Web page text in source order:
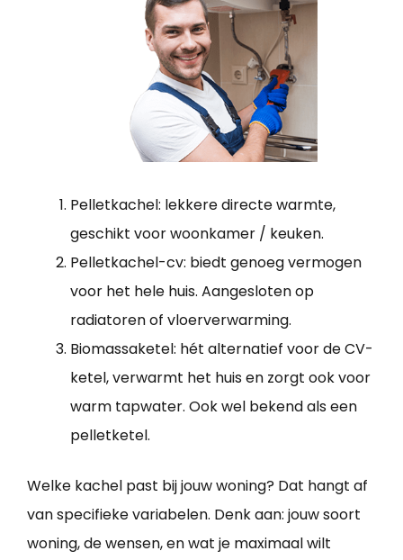
Pelletkachel: lekkere directe warmte,
geschikt voor woonkamer / keuken.
Pelletkachel-cv: biedt genoeg vermogen
voor het hele huis. Aangesloten op
radiatoren of vloerverwarming.
Biomassaketel: hét alternatief voor de CV-
ketel, verwarmt het huis en zorgt ook voor
warm tapwater. Ook wel bekend als een
pelletketel.
Welke kachel past bij jouw woning? Dat hangt af
van specifieke variabelen. Denk aan: jouw soort
woning, de wensen, en wat je maximaal wilt